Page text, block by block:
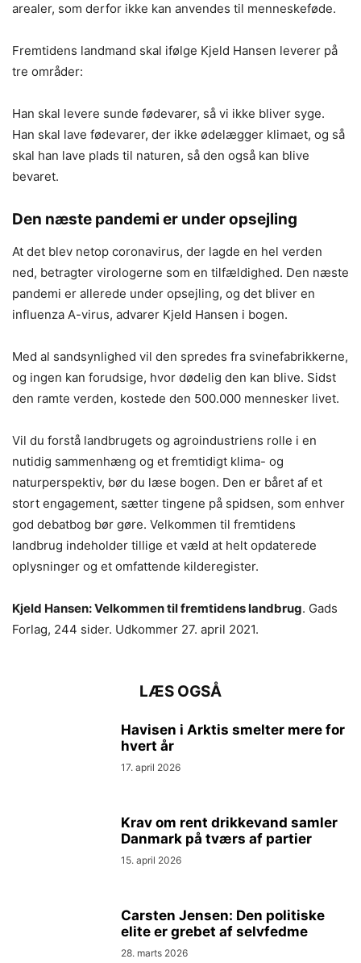
arealer, som derfor ikke kan anvendes til menneskeføde.
Fremtidens landmand skal ifølge Kjeld Hansen leverer på
tre områder:
Han skal levere sunde fødevarer, så vi ikke bliver syge.
Han skal lave fødevarer, der ikke ødelægger klimaet, og så
skal han lave plads til naturen, så den også kan blive
bevaret.
Den næste pandemi er under opsejling
At det blev netop coronavirus, der lagde en hel verden
ned, betragter virologerne som en tilfældighed. Den næste
pandemi er allerede under opsejling, og det bliver en
influenza A-virus, advarer Kjeld Hansen i bogen.
Med al sandsynlighed vil den spredes fra svinefabrikkerne,
og ingen kan forudsige, hvor dødelig den kan blive. Sidst
den ramte verden, kostede den 500.000 mennesker livet.
Vil du forstå landbrugets og agroindustriens rolle i en
nutidig sammenhæng og et fremtidigt klima- og
naturperspektiv, bør du læse bogen. Den er båret af et
stort engagement, sætter tingene på spidsen, som enhver
god debatbog bør gøre. Velkommen til fremtidens
landbrug indeholder tillige et væld at helt opdaterede
oplysninger og et omfattende kilderegister.
Kjeld Hansen: Velkommen til fremtidens landbrug. Gads
Forlag, 244 sider. Udkommer 27. april 2021.
LÆS OGSÅ
Havisen i Arktis smelter mere for
hvert år
17. april 2026
Krav om rent drikkevand samler
Danmark på tværs af partier
15. april 2026
Carsten Jensen: Den politiske
elite er grebet af selvfedme
28. marts 2026